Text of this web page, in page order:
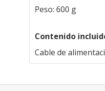
Peso: 600 g
Contenido
Cable de